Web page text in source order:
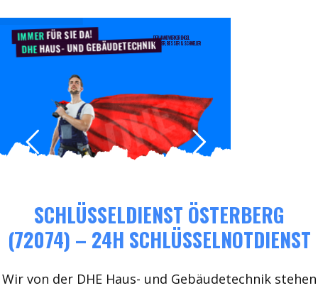
IMMERFÜR SIE DA!
DHEHAUS- UND GEBÄUDETECHNIK
DER HANDWERKER ENGEL
GRÖßER, BESSER & SCHNELLER
SCHLÜSSELDIENST ÖSTERBERG
(72074) – 24H SCHLÜSSELNOTDIENST
Wir von der DHE Haus- und Gebäudetechnik stehen